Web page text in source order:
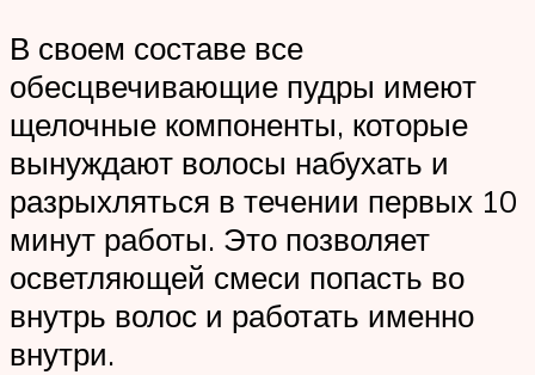
В своем составе все
обесцвечивающие пудры имеют
щелочные компоненты, которые
вынуждают волосы набухать и
разрыхляться в течении первых 10
минут работы. Это позволяет
осветляющей смеси попасть во
внутрь волос и работать именно
внутри.